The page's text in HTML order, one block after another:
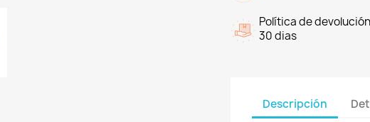
Política de devolución
30 dias
Descripción